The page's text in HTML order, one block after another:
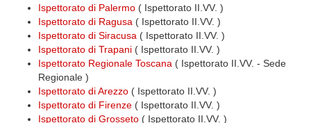
Ispettorato di Palermo ( Ispettorato II.VV. )
Ispettorato di Ragusa ( Ispettorato II.VV. )
Ispettorato di Siracusa ( Ispettorato II.VV. )
Ispettorato di Trapani ( Ispettorato II.VV. )
Ispettorato Regionale Toscana ( Ispettorato II.VV. - Sede
Regionale )
Ispettorato di Arezzo ( Ispettorato II.VV. )
Ispettorato di Firenze ( Ispettorato II.VV. )
Ispettorato di Grosseto ( Ispettorato II.VV. )